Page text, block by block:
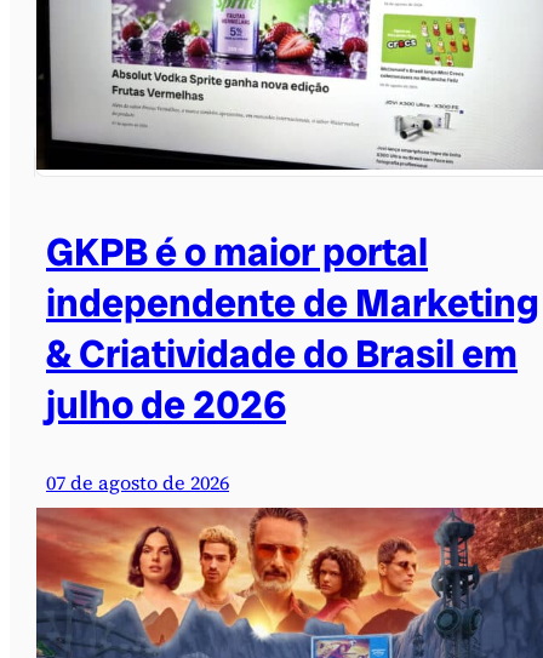
GKPB é o maior portal
independente de Marketing
& Criatividade do Brasil em
julho de 2026
07 de agosto de 2026